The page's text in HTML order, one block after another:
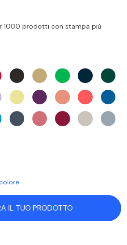
1000 prodotti con stampa più
IL TUO PRODOTTO